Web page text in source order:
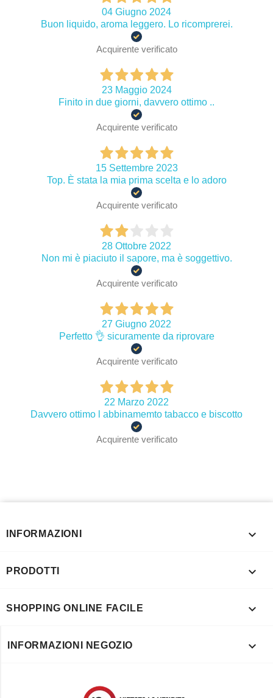
04 Giugno 2024
Buon liquido, aroma leggero. Lo ricomprerei.
Acquirente verificato
23 Maggio 2024
Finito in due giorni, davvero ottimo ..
Acquirente verificato
15 Settembre 2023
Top. È stata la mia prima scelta e lo adoro
Acquirente verificato
28 Ottobre 2022
Non mi è piaciuto il sapore, ma è soggettivo.
Acquirente verificato
27 Giugno 2022
Perfetto 👌 sicuramente da riprovare
Acquirente verificato
22 Marzo 2022
Davvero ottimo l abbinamemto tabacco e biscotto
Acquirente verificato
INFORMAZIONI 
PRODOTTI 
SHOPPING ONLINE FACILE 
INFORMAZIONI NEGOZIO 